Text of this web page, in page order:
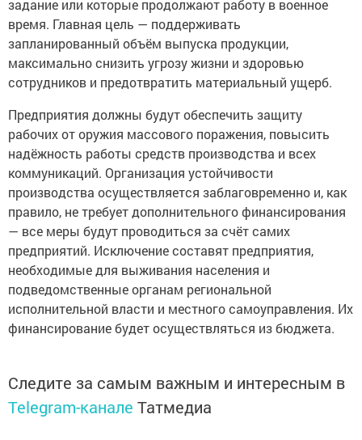
задание или которые продолжают работу в военное
время. Главная цель — поддерживать
запланированный объём выпуска продукции,
максимально снизить угрозу жизни и здоровью
сотрудников и предотвратить материальный ущерб.
Предприятия должны будут обеспечить защиту
рабочих от оружия массового поражения, повысить
надёжность работы средств производства и всех
коммуникаций. Организация устойчивости
производства осуществляется заблаговременно и, как
правило, не требует дополнительного финансирования
— все меры будут проводиться за счёт самих
предприятий. Исключение составят предприятия,
необходимые для выживания населения и
подведомственные органам региональной
исполнительной власти и местного самоуправления. Их
финансирование будет осуществляться из бюджета.
Следите за самым важным и интересным в
Telegram-канале Татмедиа